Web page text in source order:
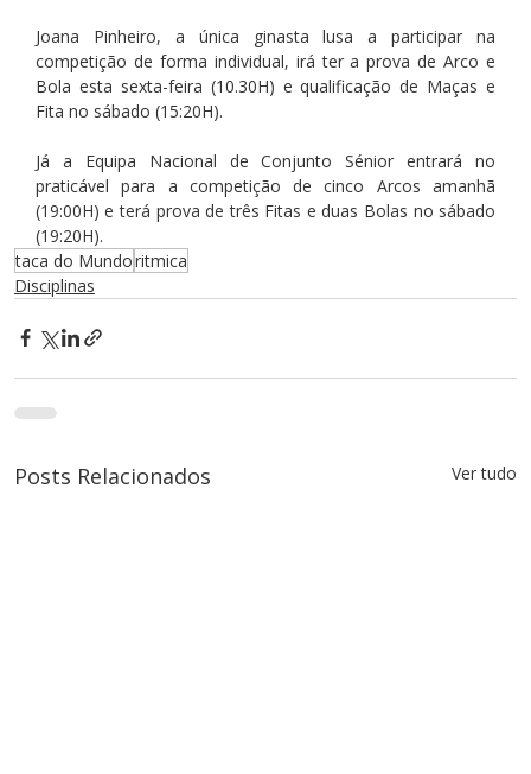
Joana Pinheiro, a única ginasta lusa a participar na
competição de forma individual, irá ter a prova de Arco e
Bola esta sexta-feira (10.30H) e qualificação de Maças e
Fita no sábado (15:20H).
Já a Equipa Nacional de Conjunto Sénior entrará no
praticável para a competição de cinco Arcos amanhã
(19:00H) e terá prova de três Fitas e duas Bolas no sábado
(19:20H).
taca do Mundoritmica
Disciplinas
Posts Relacionados Ver tudo